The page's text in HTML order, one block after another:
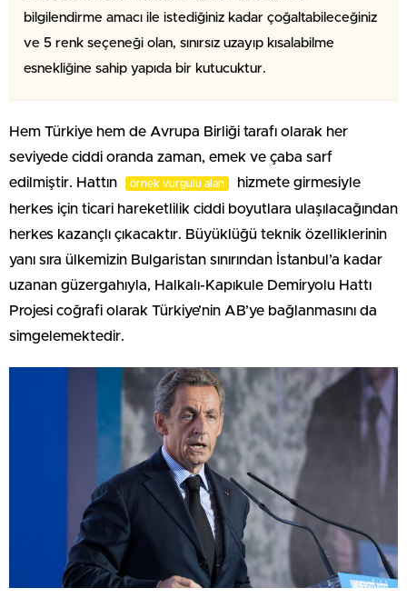
bilgilendirme amacı ile istediğiniz kadar çoğaltabileceğiniz
ve 5 renk seçeneği olan, sınırsız uzayıp kısalabilme
esnekliğine sahip yapıda bir kutucuktur.
Hem Türkiye hem de Avrupa Birliği tarafı olarak her
seviyede ciddi oranda zaman, emek ve çaba sarf
edilmiştir. Hattın
örnek vurgulu alan
hizmete girmesiyle
herkes için ticari hareketlilik ciddi boyutlara ulaşılacağından
herkes kazançlı çıkacaktır. Büyüklüğü teknik özelliklerinin
yanı sıra ülkemizin Bulgaristan sınırından İstanbul’a kadar
uzanan güzergahıyla, Halkalı-Kapıkule Demiryolu Hattı
Projesi coğrafi olarak Türkiye’nin AB’ye bağlanmasını da
simgelemektedir.